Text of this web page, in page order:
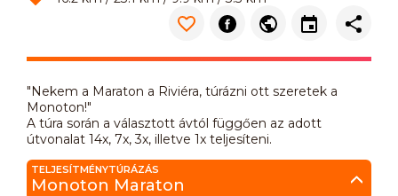
"Nekem a Maraton a Riviéra, túrázni ott szeretek a
Monoton!"
A túra során a választott ávtól függően az adott
útvonalat 14x, 7x, 3x, illetve 1x teljesíteni.
TELJESÍTMÉNYTÚRÁZÁS
Monoton Maraton